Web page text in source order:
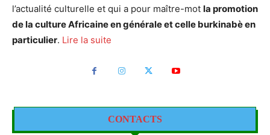
l’actualité culturelle et qui a pour maître-mot la promotion
de la culture Africaine en générale et celle burkinabè en
particulier. Lire la suite
CONTACTS